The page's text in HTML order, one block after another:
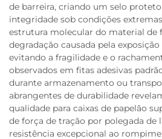
de barreira, criando um selo
integridade sob condições
estrutura molecular do material de
degradação causada pela
evitando a fragilidade e o
observados em fitas adesivas
durante armazenamento ou
abrangentes de durabilidade
qualidade para caixas de papelão
de força de tração por polegada de
resistência excepcional ao